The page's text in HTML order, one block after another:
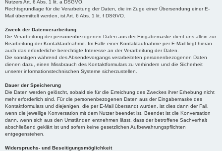
Nutzers Art. 6 Abs. 1 lit. a DSGVO.
Rechtsgrundlage für die Verarbeitung der Daten, die im Zuge einer Übersendung einer E-
Mail übermittelt werden, ist Art. 6 Abs. 1 lit. f DSGVO.
Zweck der Datenverarbeitung
Die Verarbeitung der personenbezogenen Daten aus der Eingabemaske dient uns allein zur
Bearbeitung der Kontaktaufnahme. Im Falle einer Kontaktaufnahme per E-Mail liegt hieran
auch das erforderliche berechtigte Interesse an der Verarbeitung der Daten.
Die sonstigen während des Absendevorgangs verarbeiteten personenbezogenen Daten
dienen dazu, einen Missbrauch des Kontaktformulars zu verhindern und die Sicherheit
unserer informationstechnischen Systeme sicherzustellen.
Dauer der Speicherung
Die Daten werden gelöscht, sobald sie für die Erreichung des Zweckes ihrer Erhebung nicht
mehr erforderlich sind. Für die personenbezogenen Daten aus der Eingabemaske des
Kontaktformulars und diejenigen, die per E-Mail übersandt wurden, ist dies dann der Fall,
wenn die jeweilige Konversation mit dem Nutzer beendet ist. Beendet ist die Konversation
dann, wenn sich aus den Umständen entnehmen lässt, dass der betroffene Sachverhalt
abschließend geklärt ist und sofern keine gesetzlichen Aufbewahrungspflichten
entgegenstehen.
Widerspruchs- und Beseitigungsmöglichkeit